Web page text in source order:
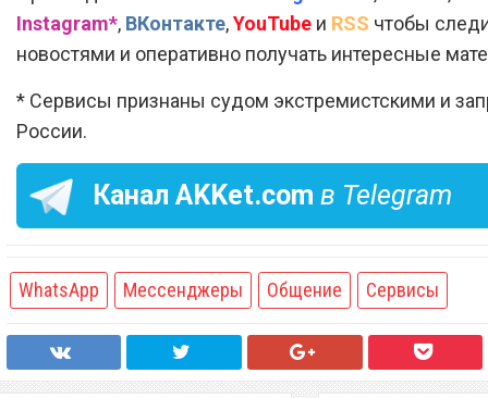
Instagram*, ВКонтакте,YouTube и RSS чтобы
новостями и оперативно получать интересные
* Сервисы признаны судом экстремистскими и
России.
Канал AKKet.com в Telegram
WhatsApp Мессенджеры Общение Сервисы